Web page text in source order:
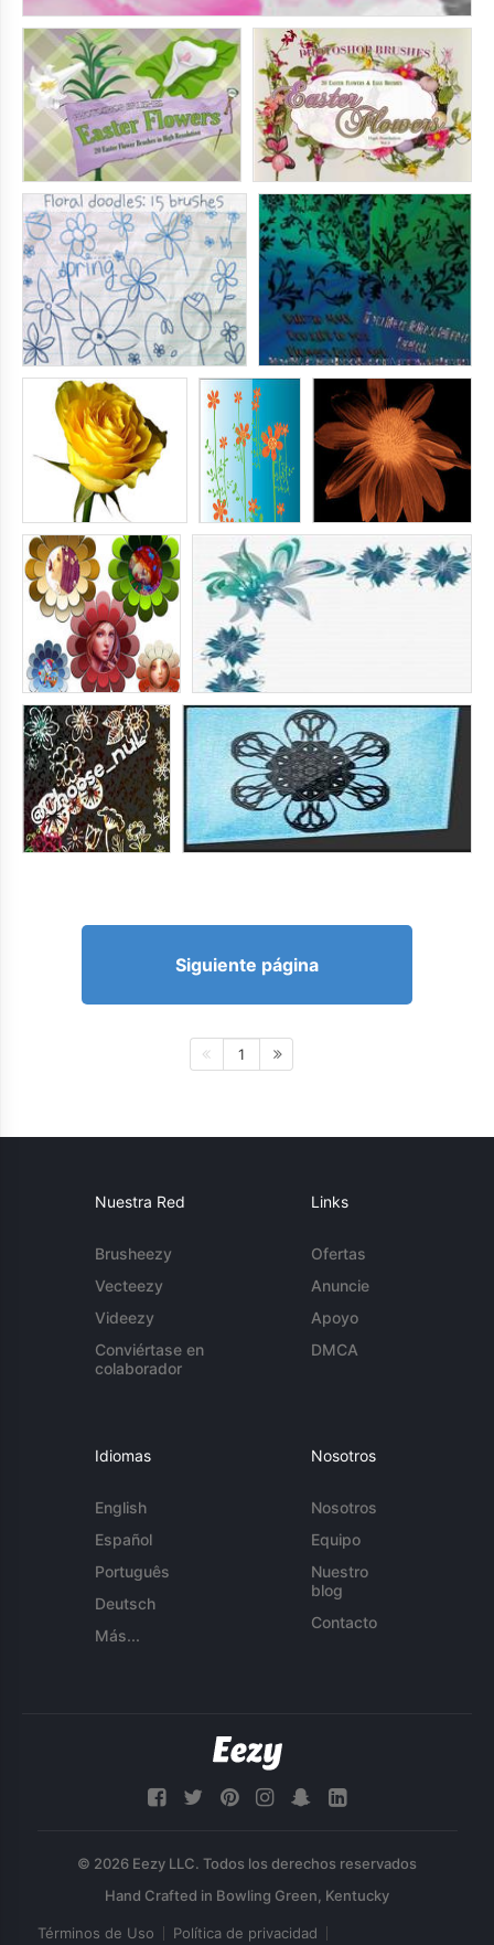
Siguiente página
1
Nuestra Red
Brusheezy
Vecteezy
Videezy
Conviértase en
colaborador
Links
Ofertas
Anuncie
Apoyo
DMCA
Idiomas
English
Español
Português
Deutsch
Más...
Nosotros
Nosotros
Equipo
Nuestro
blog
Contacto
© 2026 Eezy LLC. Todos los derechos reservados
Términos de Uso Política de privacidad